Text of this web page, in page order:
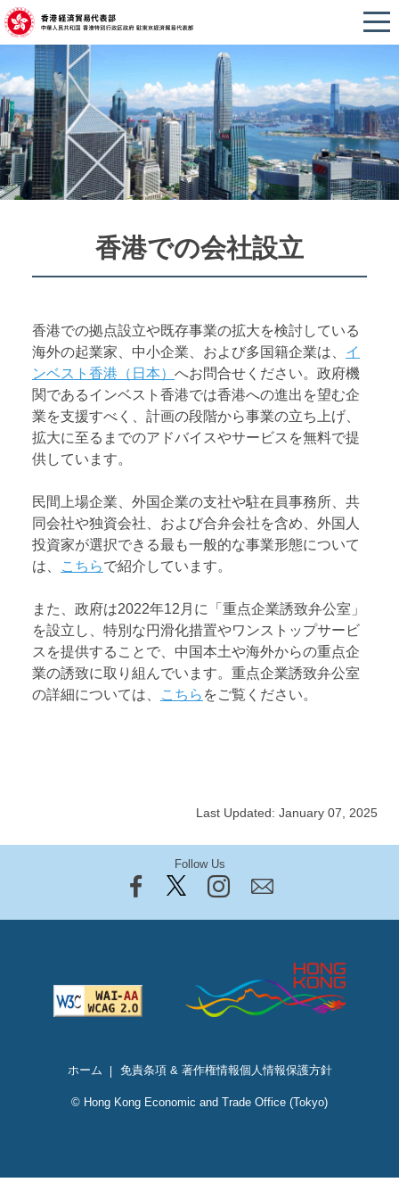
香港での会社設立
香港での拠点設立や既存事業の拡大を検討している
海外の起業家、中小企業、および多国籍企業は、 イ
ンベスト香港（日本） へお問合せください。政府機
関であるインベスト香港では香港への進出を望む企
業を支援すべく、計画の段階から事業の立ち上げ、
拡大に至るまでのアドバイスやサービスを無料で提
供しています。
民間上場企業、外国企業の支社や駐在員事務所、共
同会社や独資会社、および合弁会社を含め、外国人
投資家が選択できる最も一般的な事業形態について
は、
こちらで紹介しています。
また、政府は2022年12月に「重点企業誘致弁公室」
を設立し、特別な円滑化措置やワンストップサービ
スを提供することで、中国本土や海外からの重点企
業の誘致に取り組んでいます。重点企業誘致弁公室
の詳細については、
こちら をご覧ください。
Last Updated: January 07, 2025
Follow Us
ホーム 免責条項 & 著作権情報個人情報保護方針
© Hong Kong Economic and Trade Office (Tokyo)